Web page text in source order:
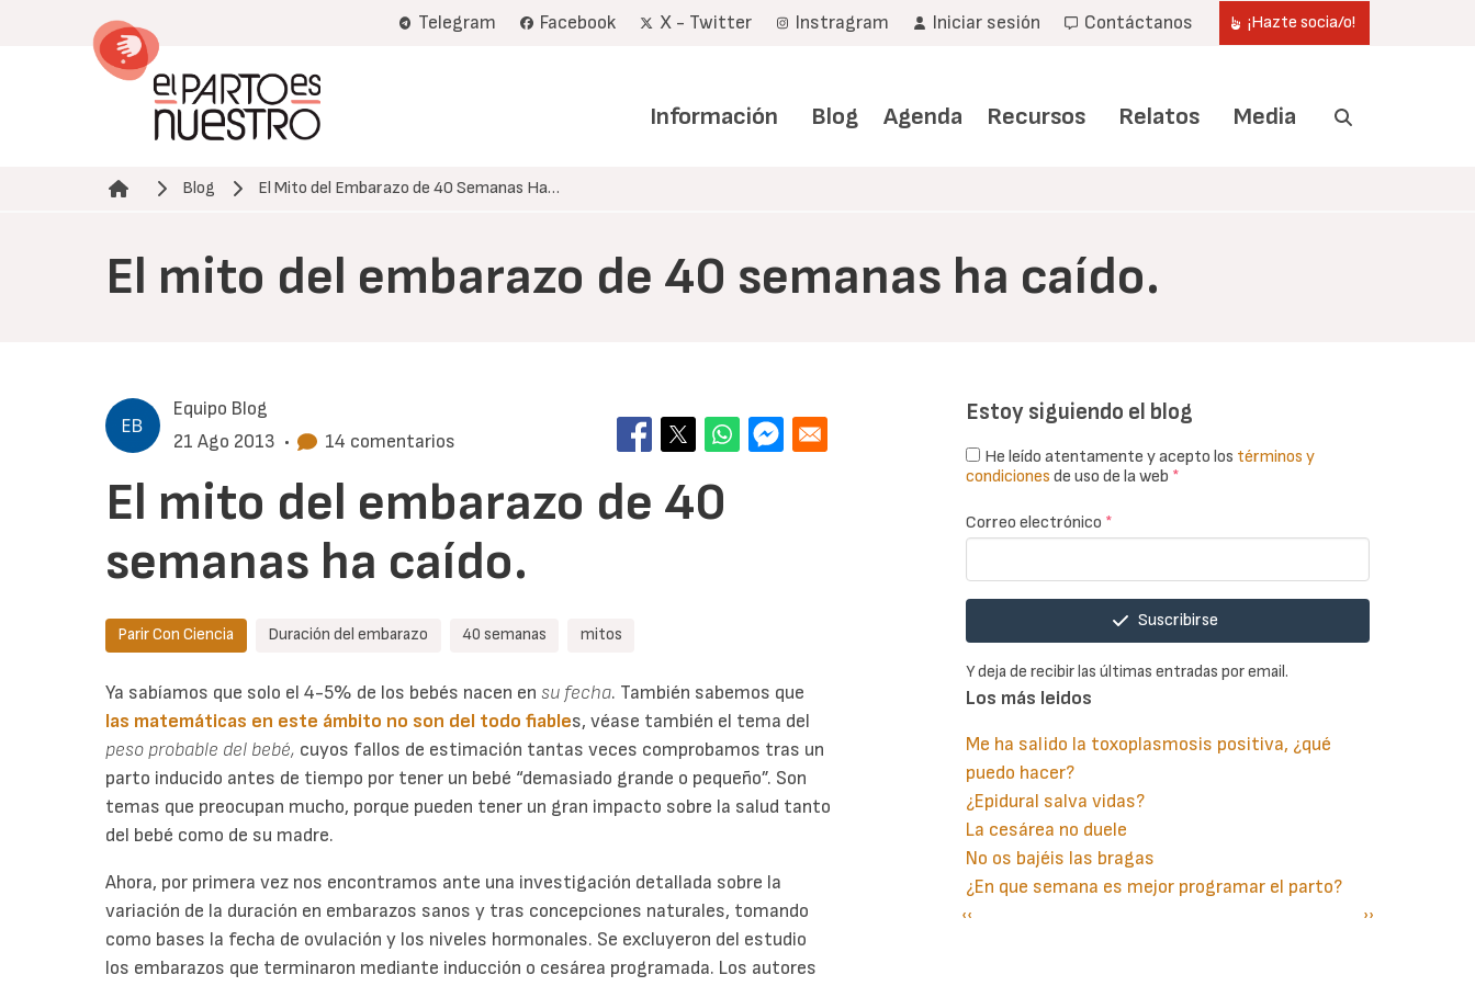
Telegram Facebook X - Twitter Instragram Iniciar sesión Contáctanos ¡Hazte socia/o!
Información Blog Agenda Recursos Relatos Media
Ruta de navegación
Blog El Mito del Embarazo de 40 Semanas Ha…
El mito del embarazo de 40 semanas ha caído.
Equipo Blog
21 Ago 2013 • 14 comentarios
El mito del embarazo de 40
semanas ha caído.
Parir Con Ciencia Duración del embarazo 40 semanas mitos
Ya sabíamos que solo el 4-5% de los bebés nacen en su fecha. También sabemos que
las matemáticas en este ámbito no son del todo fiables, véase también el tema del
peso probable del bebé, cuyos fallos de estimación tantas veces comprobamos tras un
parto inducido antes de tiempo por tener un bebé “demasiado grande o pequeño”. Son
temas que preocupan mucho, porque pueden tener un gran impacto sobre la salud tanto
del bebé como de su madre.
Ahora, por primera vez nos encontramos ante una investigación detallada sobre la
variación de la duración en embarazos sanos y tras concepciones naturales, tomando
como bases la fecha de ovulación y los niveles hormonales. Se excluyeron del estudio
los embarazos que terminaron mediante inducción o cesárea programada. Los autores
Estoy siguiendo el blog
He leído atentamente y acepto los términos y
condiciones de uso de la web *
Correo electrónico *
Suscribirse
Y deja de recibir las últimas entradas por email.
Los más leidos
Me ha salido la toxoplasmosis positiva, ¿qué
puedo hacer?
¿Epidural salva vidas?
La cesárea no duele
No os bajéis las bragas
¿En que semana es mejor programar el parto?
Paginación
Página
‹‹
Siguiente
››